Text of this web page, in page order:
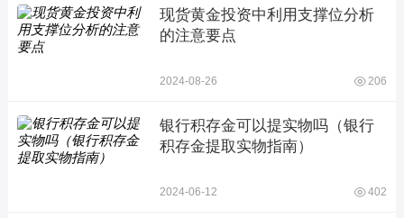
现货黄金投资中利用支撑位分析
的注意要点
2024-08-26 206
银行积存金可以提实物吗（银行
积存金提取实物指南）
2024-06-12 402